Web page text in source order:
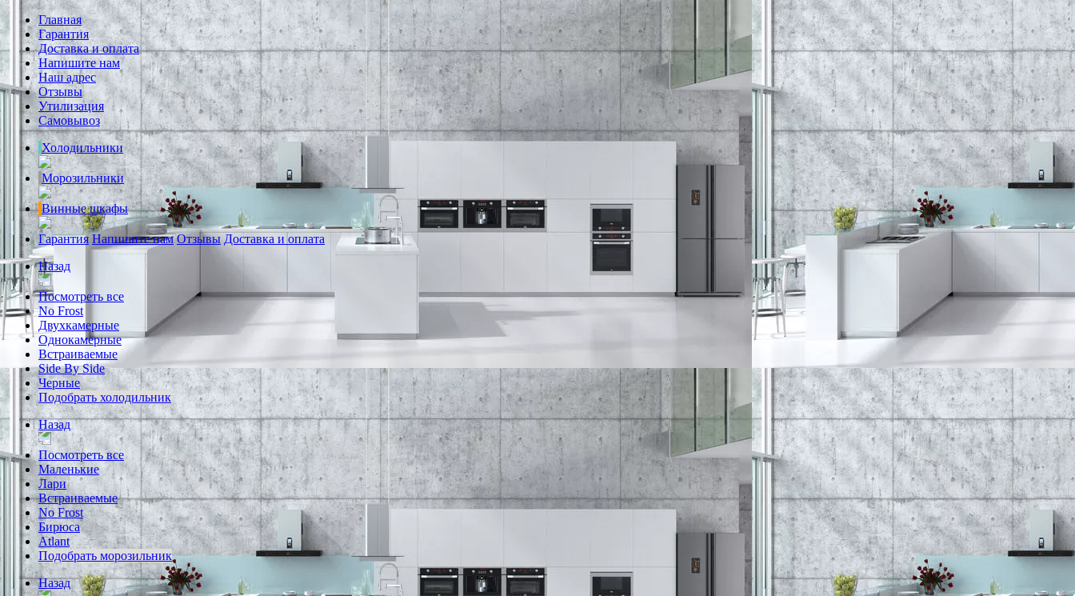
Главная
Гарантия
Доставка и оплата
Напишите нам
Наш адрес
Отзывы
Утилизация
Самовывоз
Холодильники
Морозильники
Винные шкафы
Гарантия Напишите нам Отзывы Доставка и оплата
Назад
Посмотреть все
No Frost
Двухкамерные
Однокамерные
Встраиваемые
Side By Side
Черные
Подобрать холодильник
Назад
Посмотреть все
Маленькие
Лари
Встраиваемые
No Frost
Бирюса
Atlant
Подобрать морозильник
Назад